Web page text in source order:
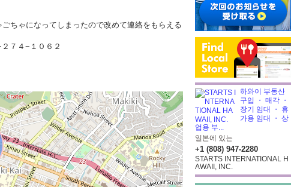
ちゃになってしまったので改めて連絡をもらえる
７４−１０６２
하와이 부동산
구입 ・ 매각 ・
장기 임대 ・ 휴
가용 임대 ・ 상
업용 부...
일본에 있는
+1 (808) 947-2280
STARTS INTERNATIONAL H
AWAII, INC.